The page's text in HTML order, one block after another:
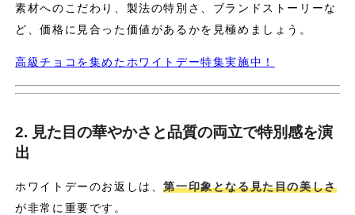
素材へのこだわり、製法の特別さ、ブランドストーリーな
ど、価格に見合った価値があるかを見極めましょう。
高級チョコを集めたホワイトデー特集実施中！
2. 見た目の華やかさと品質の両立で特別感を演
出
ホワイトデーのお返しは、第一印象となる見た目の美しさ
が非常に重要です。